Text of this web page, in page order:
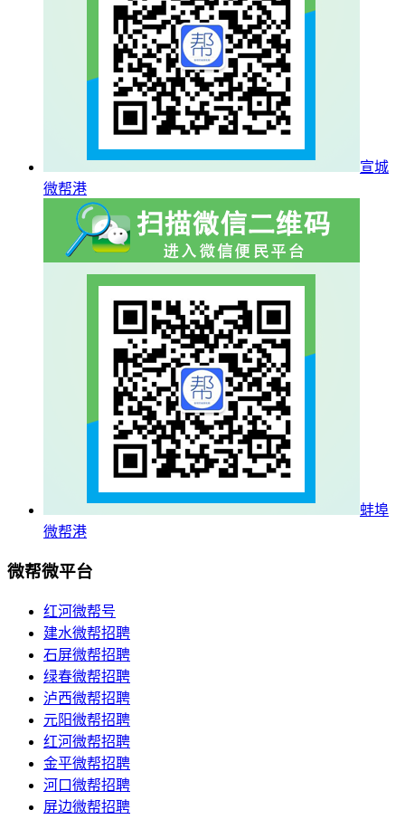
宣城
微帮港
蚌埠
微帮港
微帮微平台
红河微帮号
建水微帮招聘
石屏微帮招聘
绿春微帮招聘
泸西微帮招聘
元阳微帮招聘
红河微帮招聘
金平微帮招聘
河口微帮招聘
屏边微帮招聘